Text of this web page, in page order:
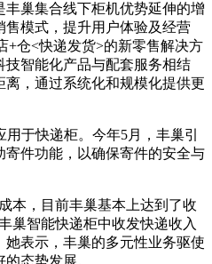
巢集合线下柜机优势延伸的增
售模式，提升用户体验及经营
+仓<快递发货>的新零售解决方
智能化产品与配套服务相结
，通过系统化和规模化提供更
快递柜。今年5月，丰巢引
寄件功能，以确保寄件的安全与
，目前丰巢基本上达到了收
巢智能快递柜中收发快递收入
她表示，丰巢的多元性业务驱使